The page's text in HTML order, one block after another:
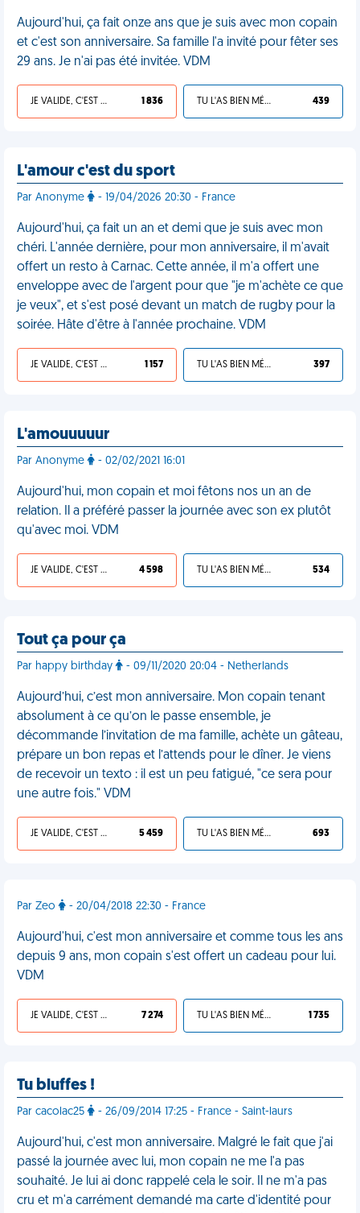
Aujourd'hui, ça fait onze ans que je suis avec mon copain
et c'est son anniversaire. Sa famille l'a invité pour fêter ses
29 ans. Je n'ai pas été invitée. VDM
JE VALIDE, C'EST UNE VDM 1 836 TU L'AS BIEN MÉRITÉ 439
L'amour c'est du sport
Par Anonyme - 19/04/2026 20:30 - France
Aujourd'hui, ça fait un an et demi que je suis avec mon
chéri. L'année dernière, pour mon anniversaire, il m'avait
offert un resto à Carnac. Cette année, il m'a offert une
enveloppe avec de l'argent pour que "je m'achète ce que
je veux", et s'est posé devant un match de rugby pour la
soirée. Hâte d'être à l'année prochaine. VDM
JE VALIDE, C'EST UNE VDM 1 157 TU L'AS BIEN MÉRITÉ 397
L'amouuuuur
Par Anonyme - 02/02/2021 16:01
Aujourd'hui, mon copain et moi fêtons nos un an de
relation. Il a préféré passer la journée avec son ex plutôt
qu'avec moi. VDM
JE VALIDE, C'EST UNE VDM 4 598 TU L'AS BIEN MÉRITÉ 534
Tout ça pour ça
Par happy birthday - 09/11/2020 20:04 - Netherlands
Aujourd’hui, c’est mon anniversaire. Mon copain tenant
absolument à ce qu’on le passe ensemble, je
décommande l’invitation de ma famille, achète un gâteau,
prépare un bon repas et l’attends pour le dîner. Je viens
de recevoir un texto : il est un peu fatigué, "ce sera pour
une autre fois." VDM
JE VALIDE, C'EST UNE VDM 5 459 TU L'AS BIEN MÉRITÉ 693
Par Zeo - 20/04/2018 22:30 - France
Aujourd'hui, c'est mon anniversaire et comme tous les ans
depuis 9 ans, mon copain s'est offert un cadeau pour lui.
VDM
JE VALIDE, C'EST UNE VDM 7 274 TU L'AS BIEN MÉRITÉ 1 735
Tu bluffes !
Par cacolac25 - 26/09/2014 17:25 - France - Saint-laurs
Aujourd'hui, c'est mon anniversaire. Malgré le fait que j'ai
passé la journée avec lui, mon copain ne me l'a pas
souhaité. Je lui ai donc rappelé cela le soir. Il ne m'a pas
cru et m'a carrément demandé ma carte d'identité pour